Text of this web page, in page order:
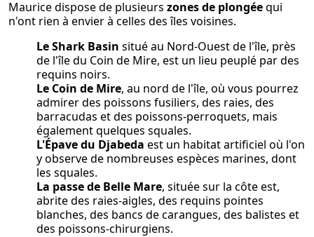
Maurice dispose de plusieurs zones de plongéequi
n'ont rien à envier à celles des îles voisines.
Le Shark Basin situé au Nord-Ouest de l'île, près
de l'île du Coin de Mire, est un lieu peuplé par des
requins noirs.
Le Coin de Mire, au nord de l'île, où vous pourrez
admirer des poissons fusiliers, des raies, des
barracudas et des poissons-perroquets, mais
également quelques squales.
L'Épave du Djabeda est un habitat artificiel où l'on
y observe de nombreuses espèces marines, dont
les squales.
La passe de Belle Mare, située sur la côte est,
abrite des raies-aigles, des requins pointes
blanches, des bancs de carangues, des balistes et
des poissons-chirurgiens.